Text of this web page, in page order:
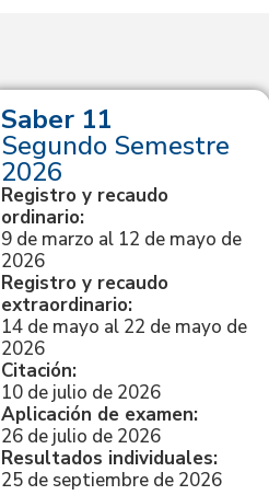
Saber 11
Segundo Semestre
2026
Registro y recaudo
ordinario:
9 de marzo al 12 de mayo de
2026
Registro y recaudo
extraordinario:
14 de mayo al 22 de mayo de
2026
Citación:
10 de julio de 2026
Aplicación de examen:
26 de julio de 2026
Resultados individuales:
25 de septiembre de 2026